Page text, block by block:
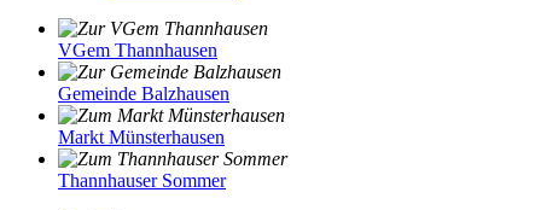
VGem Thannhausen
Gemeinde Balzhausen
Markt Münsterhausen
Thannhauser Sommer